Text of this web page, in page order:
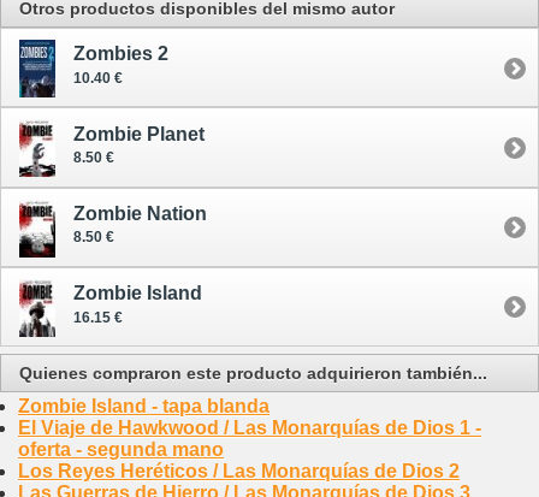
Otros productos disponibles del mismo autor
Zombies 2
10.40 €
Zombie Planet
8.50 €
Zombie Nation
8.50 €
Zombie Island
16.15 €
Quienes compraron este producto adquirieron también...
Zombie Island - tapa blanda
El Viaje de Hawkwood / Las Monarquías de Dios 1 -
oferta - segunda mano
Los Reyes Heréticos / Las Monarquías de Dios 2
Las Guerras de Hierro / Las Monarquías de Dios 3